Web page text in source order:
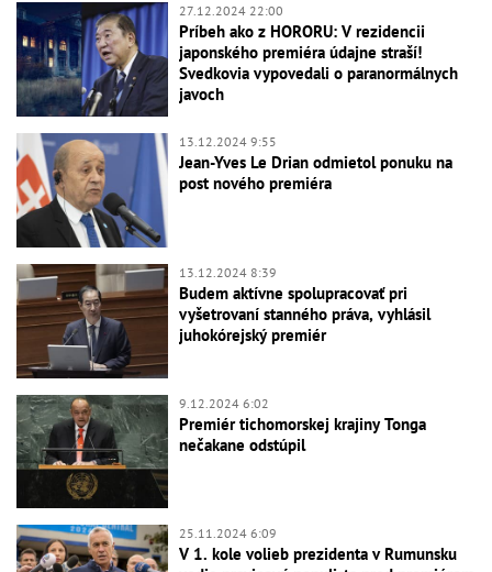
27.12.2024 22:00
Príbeh ako z HORORU: V rezidencii
japonského premiéra údajne straší!
Svedkovia vypovedali o paranormálnych
javoch
13.12.2024 9:55
Jean-Yves Le Drian odmietol ponuku na
post nového premiéra
13.12.2024 8:39
Budem aktívne spolupracovať pri
vyšetrovaní stanného práva, vyhlásil
juhokórejský premiér
9.12.2024 6:02
Premiér tichomorskej krajiny Tonga
nečakane odstúpil
25.11.2024 6:09
V 1. kole volieb prezidenta v Rumunsku